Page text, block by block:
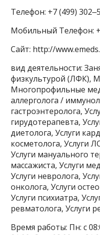
Телефон: +7 (499)
Мобильный Телефон:
Сайт: http://
вид деятельности:
физкультурой (ЛФК),
Многопрофильные
аллерголога /
гастроэнтеролога,
гирудотерапевта,
диетолога, Услуги
косметолога, Услуги
Услуги мануального
массажиста, Услуги
Услуги невролога,
онколога, Услуги
Услуги психиатра,
ревматолога, Услуги
Время работы: Пн: с